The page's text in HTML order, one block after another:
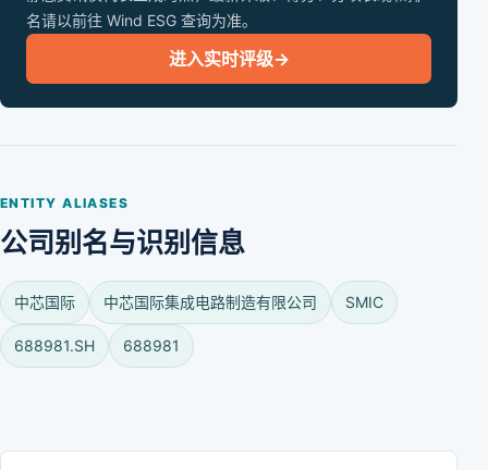
名请以前往 Wind ESG 查询为准。
进入实时评级→
ENTITY ALIASES
公司别名与识别信息
中芯国际 中芯国际集成电路制造有限公司 SMIC
688981.SH 688981